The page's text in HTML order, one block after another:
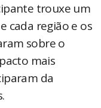
trouxe um
cada região e os
sobre o
mais
da